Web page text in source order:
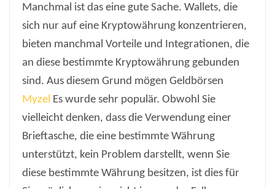
Manchmal ist das eine gute Sache. Wallets, die
sich nur auf eine Kryptowährung konzentrieren,
bieten manchmal Vorteile und Integrationen, die
an diese bestimmte Kryptowährung gebunden
sind. Aus diesem Grund mögen Geldbörsen
Myzel Es wurde sehr populär. Obwohl Sie
vielleicht denken, dass die Verwendung einer
Brieftasche, die eine bestimmte Währung
unterstützt, kein Problem darstellt, wenn Sie
diese bestimmte Währung besitzen, ist dies für